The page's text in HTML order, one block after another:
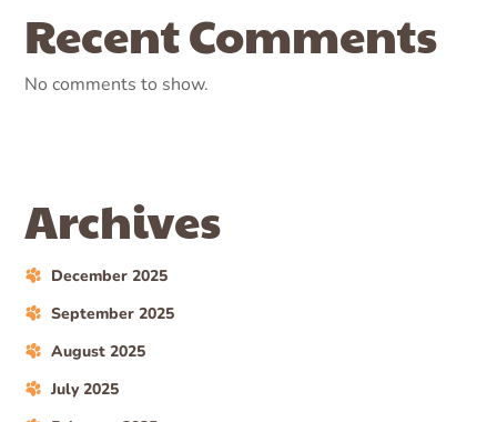
Recent Comments
No comments to show.
Archives
December 2025
September 2025
August 2025
July 2025